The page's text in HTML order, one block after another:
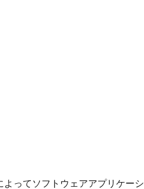
よってソフトウェアアプリケーシ